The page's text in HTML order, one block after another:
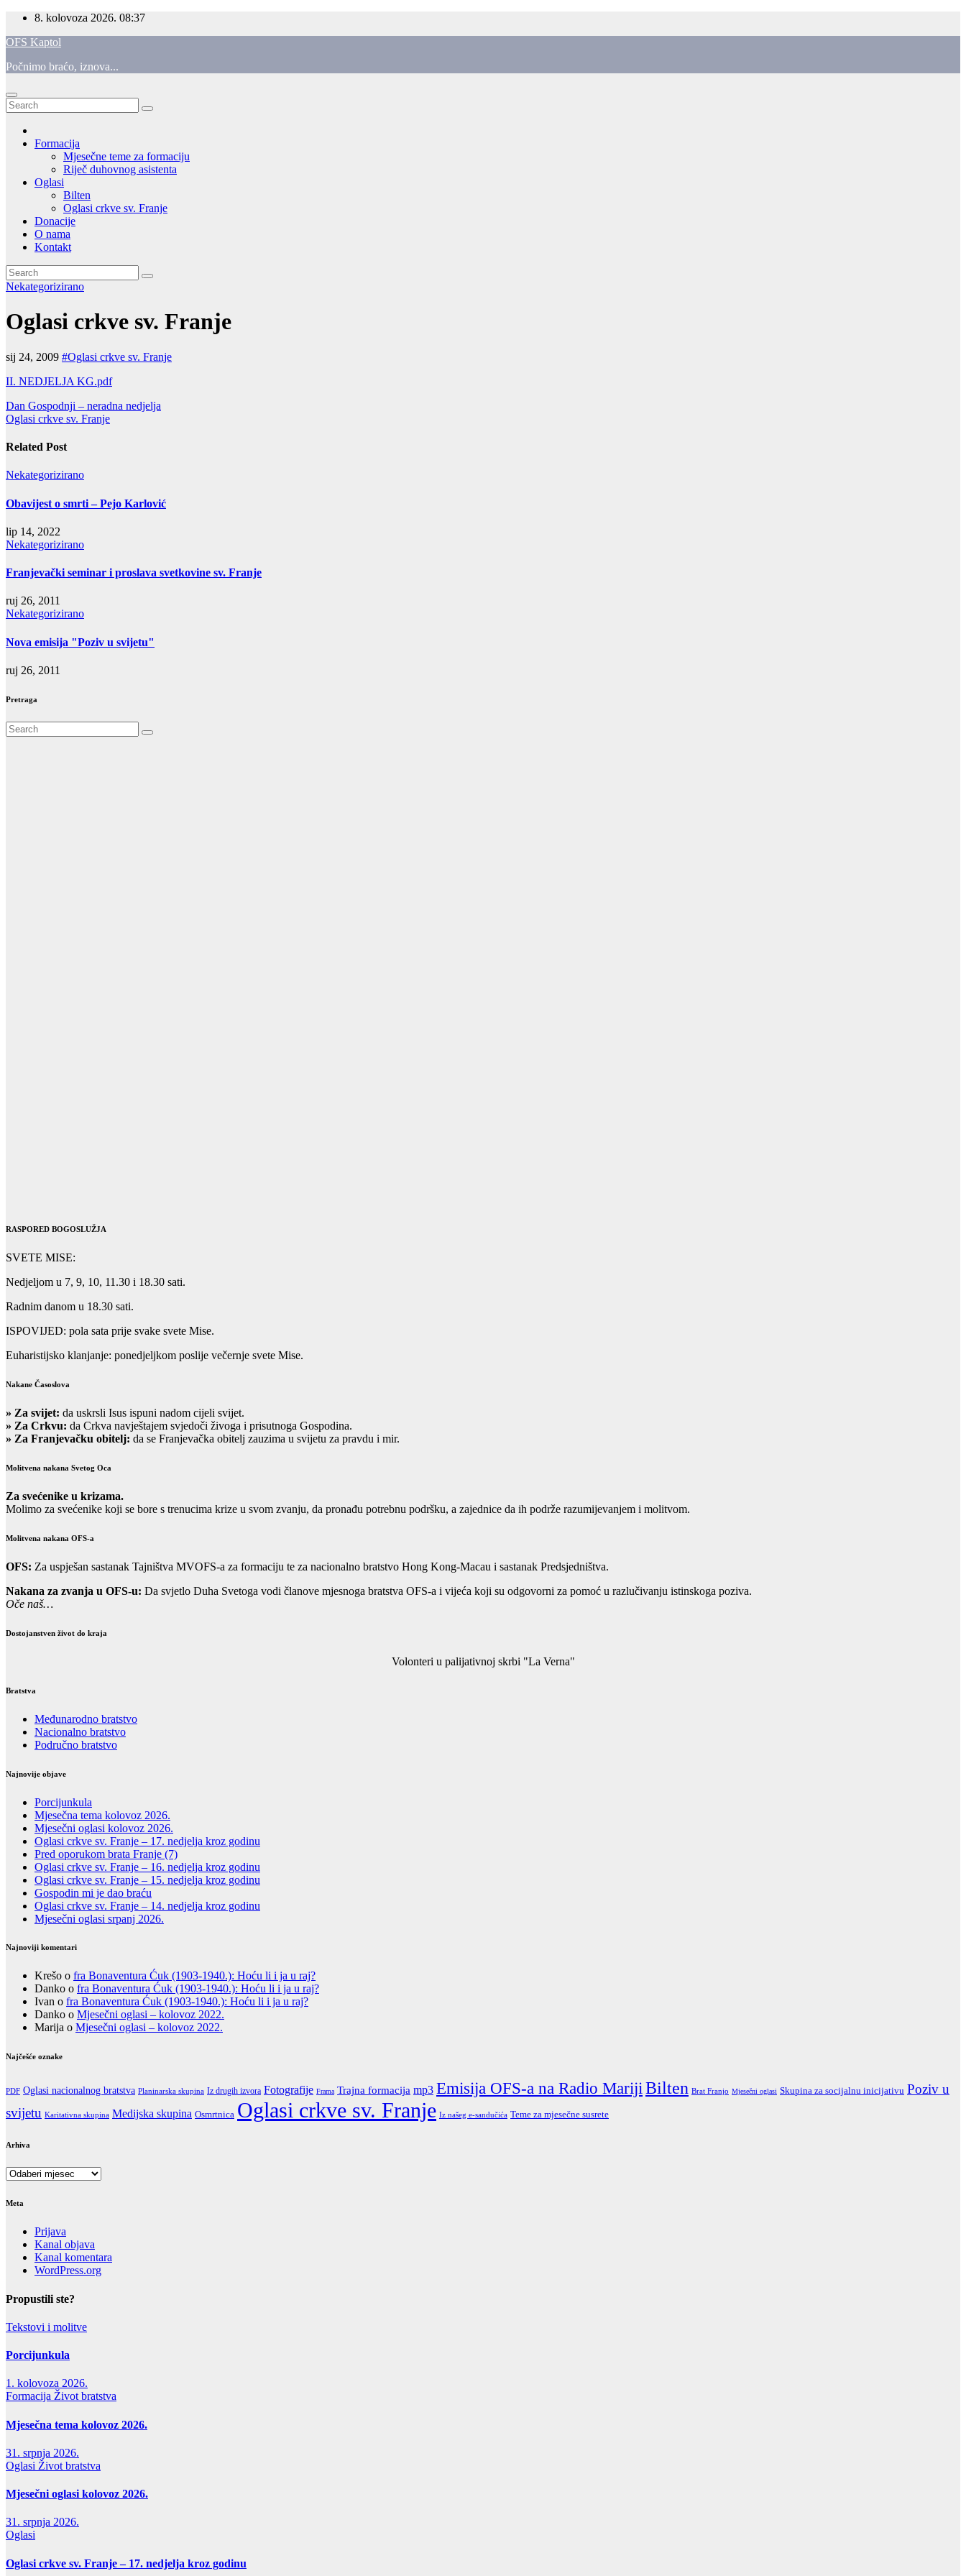
Skip
content
8. kolovoza 2026. 08:37
OFS Kaptol
Počnimo braćo, iznova...
Formacija
Mjesečne teme za formaciju
Riječ duhovnog asistenta
Oglasi
Bilten
Oglasi crkve sv. Franje
Donacije
O nama
Kontakt
Nekategorizirano
Oglasi crkve sv. Franje
sij 24, 2009 #Oglasi crkve sv. Franje
II. NEDJELJA KG.pdf
Navigacija
objava
Dan Gospodnji – neradna nedjelja
Oglasi crkve sv. Franje
Related Post
Nekategorizirano
Obavijest o smrti – Pejo Karlović
lip 14, 2022
Nekategorizirano
Franjevački seminar i proslava svetkovine sv. Franje
ruj 26, 2011
Nekategorizirano
Nova emisija "Poziv u svijetu"
ruj 26, 2011
Pretraga
RASPORED BOGOSLUŽJA
SVETE MISE:
Nedjeljom u 7, 9, 10, 11.30 i 18.30 sati.
Radnim danom u 18.30 sati.
ISPOVIJED: pola sata prije svake svete Mise.
Euharistijsko klanjanje: ponedjeljkom poslije večernje svete Mise.
Nakane Časoslova
» Za svijet: da uskrsli Isus ispuni nadom cijeli svijet.
» Za Crkvu: da Crkva navještajem svjedoči živoga i prisutnoga Gospodina.
» Za Franjevačku obitelj: da se Franjevačka obitelj zauzima u svijetu za pravdu i mir.
Molitvena nakana Svetog Oca
Za svećenike u krizama.
Molimo za svećenike koji se bore s trenucima krize u svom zvanju, da pronađu potrebnu podršku, a zajednice da ih podrže razumijevanjem i molitvom.
Molitvena nakana OFS-a
OFS: Za uspješan sastanak Tajništva MVOFS-a za formaciju te za nacionalno bratstvo Hong Kong-Macau i sastanak Predsjedništva.
Nakana za zvanja u OFS-u: Da svjetlo Duha Svetoga vodi članove mjesnoga bratstva OFS-a i vijeća koji su odgovorni za pomoć u razlučivanju istinskoga poziva.
Oče naš…
Dostojanstven život do kraja
Volonteri u palijativnoj skrbi "La Verna"
Bratstva
Međunarodno bratstvo
Nacionalno bratstvo
Područno bratstvo
Najnovije objave
Porcijunkula
Mjesečna tema kolovoz 2026.
Mjesečni oglasi kolovoz 2026.
Oglasi crkve sv. Franje – 17. nedjelja kroz godinu
Pred oporukom brata Franje (7)
Oglasi crkve sv. Franje – 16. nedjelja kroz godinu
Oglasi crkve sv. Franje – 15. nedjelja kroz godinu
Gospodin mi je dao braću
Oglasi crkve sv. Franje – 14. nedjelja kroz godinu
Mjesečni oglasi srpanj 2026.
Najnoviji komentari
Krešo o fra Bonaventura Ćuk (1903-1940.): Hoću li i ja u raj?
Danko o fra Bonaventura Ćuk (1903-1940.): Hoću li i ja u raj?
Ivan o fra Bonaventura Ćuk (1903-1940.): Hoću li i ja u raj?
Danko o Mjesečni oglasi – kolovoz 2022.
Marija o Mjesečni oglasi – kolovoz 2022.
Najčešće oznake
PDF Oglasi nacionalnog bratstva Planinarska skupina Iz drugih izvora Fotografije Frama Trajna formacija mp3 Emisija OFS-a na Radio MarijiBilten Brat Franjo Mjesečni oglasi Skupina za socijalnu inicijativu Poziv u
svijetu Karitativna skupina Medijska skupina Osmrtnica Oglasi crkve sv. Franje Iz našeg e-sandučića Teme za mjesečne susrete
Arhiva
Arhiva
Meta
Prijava
Kanal objava
Kanal komentara
WordPress.org
Propustili ste?
Tekstovi i molitve
Porcijunkula
1. kolovoza 2026.
Formacija Život bratstva
Mjesečna tema kolovoz 2026.
31. srpnja 2026.
Oglasi Život bratstva
Mjesečni oglasi kolovoz 2026.
31. srpnja 2026.
Oglasi
Oglasi crkve sv. Franje – 17. nedjelja kroz godinu